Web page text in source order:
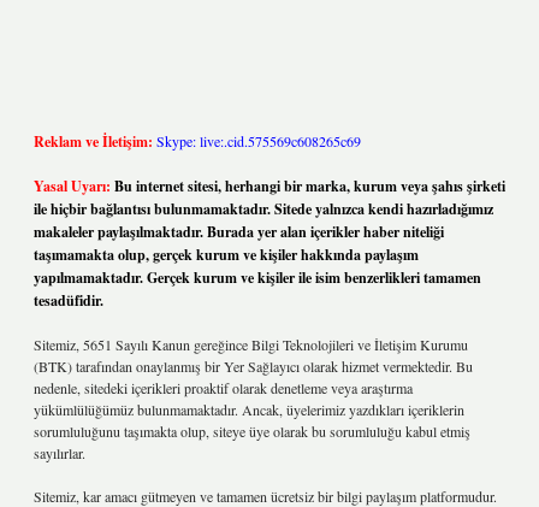
Reklam ve İletişim: Skype: live:.cid.575569c608265c69
Yasal Uyarı: Bu internet sitesi, herhangi bir marka, kurum veya şahıs şirketi
ile hiçbir bağlantısı bulunmamaktadır. Sitede yalnızca kendi hazırladığımız
makaleler paylaşılmaktadır. Burada yer alan içerikler haber niteliği
taşımamakta olup, gerçek kurum ve kişiler hakkında paylaşım
yapılmamaktadır. Gerçek kurum ve kişiler ile isim benzerlikleri tamamen
tesadüfidir.
Sitemiz, 5651 Sayılı Kanun gereğince Bilgi Teknolojileri ve İletişim Kurumu
(BTK) tarafından onaylanmış bir Yer Sağlayıcı olarak hizmet vermektedir. Bu
nedenle, sitedeki içerikleri proaktif olarak denetleme veya araştırma
yükümlülüğümüz bulunmamaktadır. Ancak, üyelerimiz yazdıkları içeriklerin
sorumluluğunu taşımakta olup, siteye üye olarak bu sorumluluğu kabul etmiş
sayılırlar.
Sitemiz, kar amacı gütmeyen ve tamamen ücretsiz bir bilgi paylaşım platformudur.